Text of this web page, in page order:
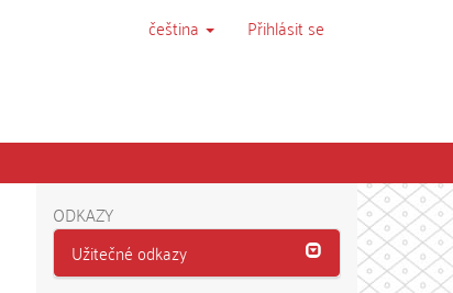
čeština Přihlásit se
ODKAZY
Užitečné odkazy